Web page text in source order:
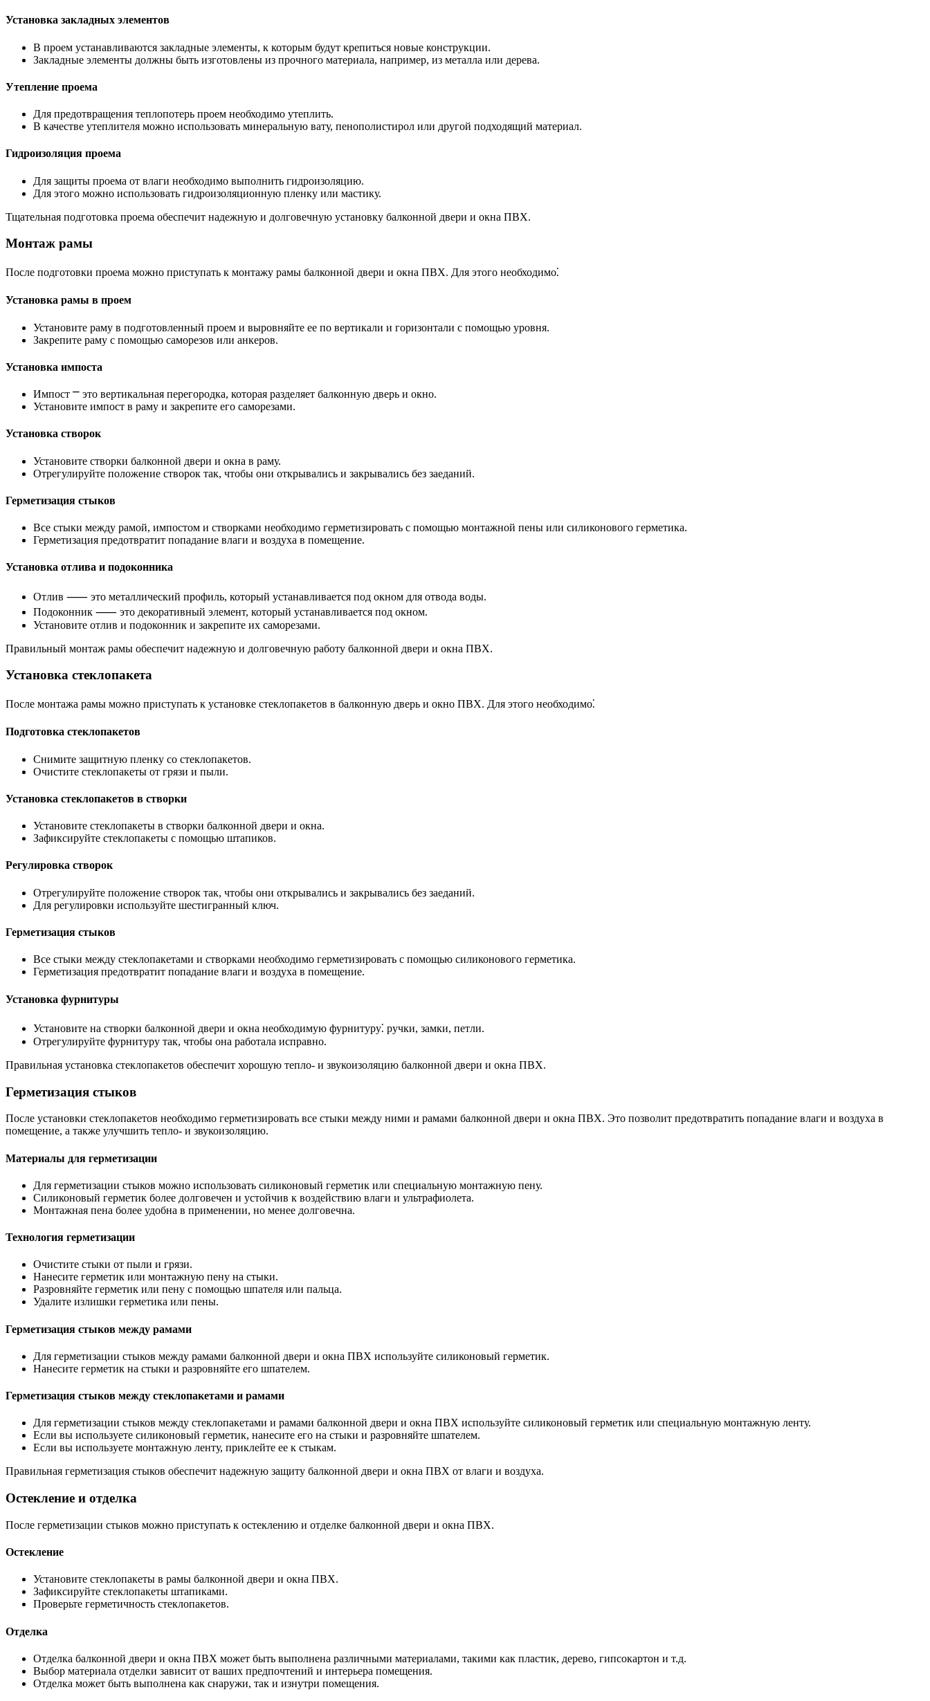
Установка закладных элементов
В проем устанавливаются закладные элементы, к которым будут крепиться новые конструкции.
Закладные элементы должны быть изготовлены из прочного материала, например, из металла или дерева.
Утепление проема
Для предотвращения теплопотерь проем необходимо утеплить.
В качестве утеплителя можно использовать минеральную вату, пенополистирол или другой подходящий материал.
Гидроизоляция проема
Для защиты проема от влаги необходимо выполнить гидроизоляцию.
Для этого можно использовать гидроизоляционную пленку или мастику.
Тщательная подготовка проема обеспечит надежную и долговечную установку балконной двери и окна ПВХ.
Монтаж рамы
После подготовки проема можно приступать к монтажу рамы балконной двери и окна ПВХ. Для этого необходимо⁚
Установка рамы в проем
Установите раму в подготовленный проем и выровняйте ее по вертикали и горизонтали с помощью уровня.
Закрепите раму с помощью саморезов или анкеров.
Установка импоста
Импост ⎻ это вертикальная перегородка, которая разделяет балконную дверь и окно.
Установите импост в раму и закрепите его саморезами.
Установка створок
Установите створки балконной двери и окна в раму.
Отрегулируйте положение створок так, чтобы они открывались и закрывались без заеданий.
Герметизация стыков
Все стыки между рамой, импостом и створками необходимо герметизировать с помощью монтажной пены или силиконового герметика.
Герметизация предотвратит попадание влаги и воздуха в помещение.
Установка отлива и подоконника
Отлив ⸺ это металлический профиль, который устанавливается под окном для отвода воды.
Подоконник ⸺ это декоративный элемент, который устанавливается под окном.
Установите отлив и подоконник и закрепите их саморезами.
Правильный монтаж рамы обеспечит надежную и долговечную работу балконной двери и окна ПВХ.
Установка стеклопакета
После монтажа рамы можно приступать к установке стеклопакетов в балконную дверь и окно ПВХ. Для этого необходимо⁚
Подготовка стеклопакетов
Снимите защитную пленку со стеклопакетов.
Очистите стеклопакеты от грязи и пыли.
Установка стеклопакетов в створки
Установите стеклопакеты в створки балконной двери и окна.
Зафиксируйте стеклопакеты с помощью штапиков.
Регулировка створок
Отрегулируйте положение створок так, чтобы они открывались и закрывались без заеданий.
Для регулировки используйте шестигранный ключ.
Герметизация стыков
Все стыки между стеклопакетами и створками необходимо герметизировать с помощью силиконового герметика.
Герметизация предотвратит попадание влаги и воздуха в помещение.
Установка фурнитуры
Установите на створки балконной двери и окна необходимую фурнитуру⁚ ручки, замки, петли.
Отрегулируйте фурнитуру так, чтобы она работала исправно.
Правильная установка стеклопакетов обеспечит хорошую тепло- и звукоизоляцию балконной двери и окна ПВХ.
Герметизация стыков
После установки стеклопакетов необходимо герметизировать все стыки между ними и рамами балконной двери и окна ПВХ. Это позволит предотвратить попадание влаги и воздуха в
помещение, а также улучшить тепло- и звукоизоляцию.
Материалы для герметизации
Для герметизации стыков можно использовать силиконовый герметик или специальную монтажную пену.
Силиконовый герметик более долговечен и устойчив к воздействию влаги и ультрафиолета.
Монтажная пена более удобна в применении, но менее долговечна.
Технология герметизации
Очистите стыки от пыли и грязи.
Нанесите герметик или монтажную пену на стыки.
Разровняйте герметик или пену с помощью шпателя или пальца.
Удалите излишки герметика или пены.
Герметизация стыков между рамами
Для герметизации стыков между рамами балконной двери и окна ПВХ используйте силиконовый герметик.
Нанесите герметик на стыки и разровняйте его шпателем.
Герметизация стыков между стеклопакетами и рамами
Для герметизации стыков между стеклопакетами и рамами балконной двери и окна ПВХ используйте силиконовый герметик или специальную монтажную ленту.
Если вы используете силиконовый герметик, нанесите его на стыки и разровняйте шпателем.
Если вы используете монтажную ленту, приклейте ее к стыкам.
Правильная герметизация стыков обеспечит надежную защиту балконной двери и окна ПВХ от влаги и воздуха.
Остекление и отделка
После герметизации стыков можно приступать к остеклению и отделке балконной двери и окна ПВХ.
Остекление
Установите стеклопакеты в рамы балконной двери и окна ПВХ.
Зафиксируйте стеклопакеты штапиками.
Проверьте герметичность стеклопакетов.
Отделка
Отделка балконной двери и окна ПВХ может быть выполнена различными материалами, такими как пластик, дерево, гипсокартон и т.д.
Выбор материала отделки зависит от ваших предпочтений и интерьера помещения.
Отделка может быть выполнена как снаружи, так и изнутри помещения.